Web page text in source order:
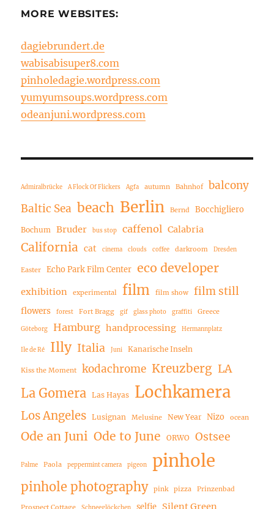
MORE WEBSITES:
dagiebrundert.de
wabisabisuper8.com
pinholedagie.wordpress.com
yumyumsoups.wordpress.com
odeanjuni.wordpress.com
Admiralbrücke A Flock Of Flickers Agfa autumn Bahnhof
balcony
Baltic Sea beach Berlin Bernd Bocchigliero
Bochum Bruder bus stop caffenol Calabria
California cat cinema clouds coffee darkroom Dresden
Easter Echo Park Film Center eco developer
exhibition experimental film film show film still
flowers forest Fort Bragg gif glass photo graffiti Greece
Göteborg Hamburg handprocessing Hermannplatz
Ile de Ré Illy Italia Juni Kanarische Inseln
Kiss the Moment kodachrome Kreuzberg LA
La Gomera Las Hayas Lochkamera
Los Angeles Lusignan Melusine New Year Nizo ocean
Ode an Juni Ode to June ORWO Ostsee
Palme Paola peppermint camera pigeon pinhole
pinhole photography pink pizza Prinzenbad
Prospect Cottage selfie Silent Green